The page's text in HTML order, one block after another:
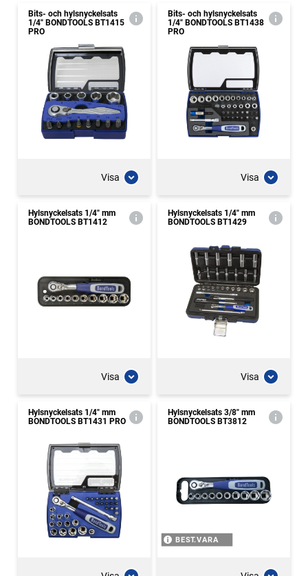
Bits- och hylsnyckelsats
1/4" BONDTOOLS BT1415
PRO
Visa
Bits- och hylsnyckelsats
1/4" BONDTOOLS BT1438
PRO
Visa
Hylsnyckelsats 1/4" mm
BONDTOOLS BT1412
Visa
Hylsnyckelsats 1/4" mm
BONDTOOLS BT1429
Visa
Hylsnyckelsats 1/4" mm
BONDTOOLS BT1431 PRO
Hylsnyckelsats 3/8" mm
BONDTOOLS BT3812
BEST.VARA